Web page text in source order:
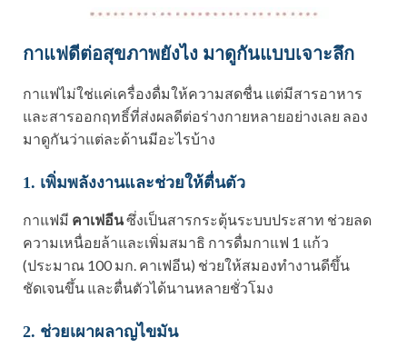
กาแฟดีต่อสุขภาพยังไง มาดูกันแบบเจาะลึก
กาแฟไม่ใช่แค่เครื่องดื่มให้ความสดชื่น แต่มีสารอาหาร
และสารออกฤทธิ์ที่ส่งผลดีต่อร่างกายหลายอย่างเลย ลอง
มาดูกันว่าแต่ละด้านมีอะไรบ้าง
1. เพิ่มพลังงานและช่วยให้ตื่นตัว
กาแฟมี คาเฟอีนซึ่งเป็นสารกระตุ้นระบบประสาท ช่วยลด
ความเหนื่อยล้าและเพิ่มสมาธิ การดื่มกาแฟ 1 แก้ว
(ประมาณ 100 มก. คาเฟอีน) ช่วยให้สมองทำงานดีขึ้น
ชัดเจนขึ้น และตื่นตัวได้นานหลายชั่วโมง
2. ช่วยเผาผลาญไขมัน